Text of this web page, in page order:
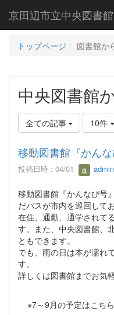
京田辺市立中央図書館
トップページ 図書館か
中央図書館
全ての記事 10件
移動図書館『かんな
投稿日時 : 04/01
移動図書館『かんなび号
だバスが市内を巡回して
在住、通勤、通学されて
す。また、中央図書館、
ともできます。
でも、雨の日は本が濡れ
す。
詳しくは図書館までお気
※7～9月の予定はこち